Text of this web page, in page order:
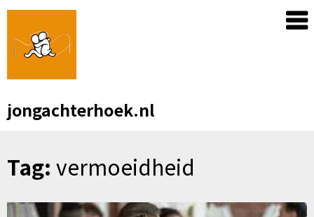
Skip
content
jongachterhoek.nl
Tag: vermoeidheid